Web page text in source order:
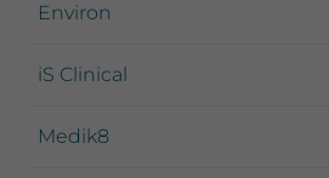
Environ
iS Clinical
Medik8